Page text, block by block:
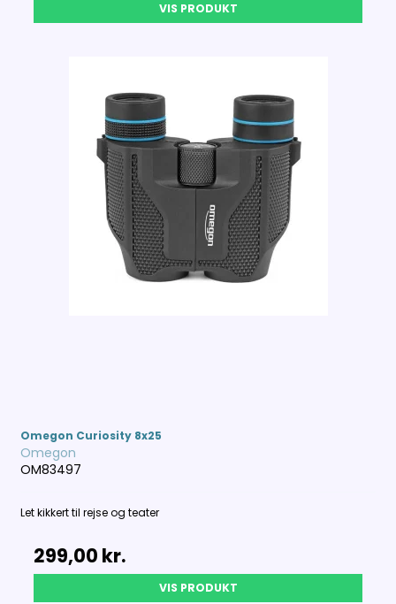
VIS PRODUKT
Omegon Curiosity 8x25
Omegon
OM83497
Let kikkert til rejse og teater
299,00 kr.
VIS PRODUKT